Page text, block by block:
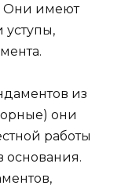
Они имеют
из
они
работы
основания.